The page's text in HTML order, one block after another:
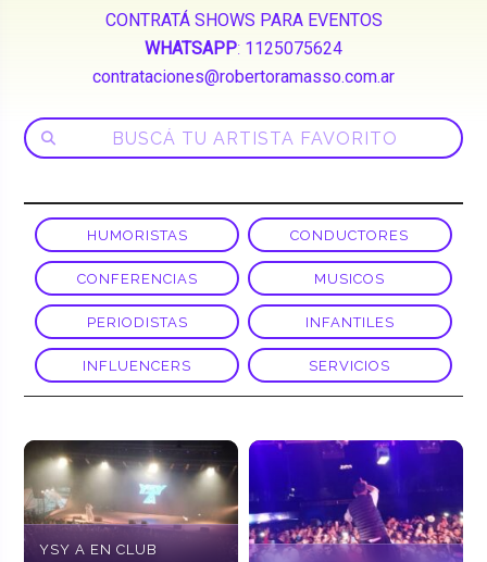
CONTRATÁ SHOWS PARA EVENTOS
WHATSAPP: 1125075624
contrataciones@robertoramasso.com.ar
HUMORISTAS CONDUCTORES
CONFERENCIAS MUSICOS
PERIODISTAS INFANTILES
INFLUENCERS SERVICIOS
YSY A EN CLUB